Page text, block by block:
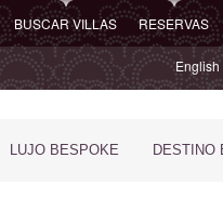
BUSCAR VILLAS RESERVAS
English
LUJO BESPOKE DESTINO